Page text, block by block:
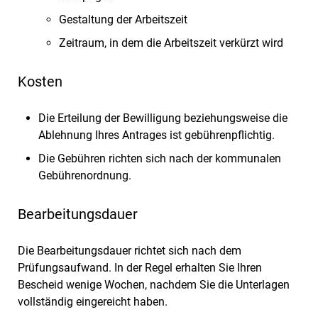
Gestaltung der Arbeitszeit
Zeitraum, in dem die Arbeitszeit verkürzt wird
Kosten
Die Erteilung der Bewilligung beziehungsweise die
Ablehnung Ihres Antrages ist gebührenpflichtig.
Die Gebühren richten sich nach der kommunalen
Gebührenordnung.
Bearbeitungsdauer
Die Bearbeitungsdauer richtet sich nach dem
Prüfungsaufwand. In der Regel erhalten Sie Ihren
Bescheid wenige Wochen, nachdem Sie die Unterlagen
vollständig eingereicht haben.